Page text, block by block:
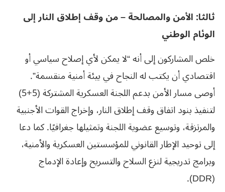
ثالثا: الأمن والمصالحة – من وقف إطلاق النار إلى
الوئام الوطني
خلص المشاركون إلى أنه “لا يمكن لأي إصلاح سياسي أو
اقتصادي أن يكتب له النجاح في بيئة أمنية منقسمة”.
أوصى مسار الأمن بدعم اللجنة العسكرية المشتركة (5+5)
لتنفيذ بنود اتفاق وقف إطلاق النار، وإخراج القوات الأجنبية
والمرتزقة، وتوسيع عضوية اللجنة وتمثيلها جغرافيًا. كما دعا
إلى توحيد الإطار القانوني للمؤسستين العسكرية والأمنية،
وبرامج تدريجية لنزع السلاح والتسريح وإعادة الإدماج
(DDR).